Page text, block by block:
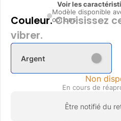
Voir les
Modèle disponible
options
Couleur.Choisissez
vibrer.
Argent
Non
En cours de
Être notifié du